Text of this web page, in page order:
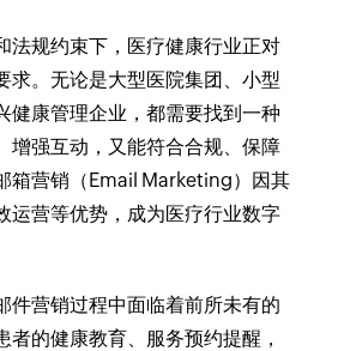
法规约束下，医疗健康行业正对
求。无论是大型医院集团、小型
健康管理企业，都需要找到一种
增强互动，又能符合合规、保障
箱营销（Email Marketing）因其
运营等优势，成为医疗行业数字
件营销过程中面临着前所未有的
者的健康教育、服务预约提醒，